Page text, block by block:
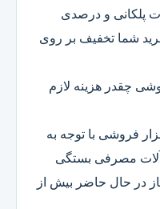
پلکانی و درصدی
شما تخفیف بر روی
چقدر هزینه لازم
فروشی با توجه به
مصرفی بستگی
در حال حاضر بیش از